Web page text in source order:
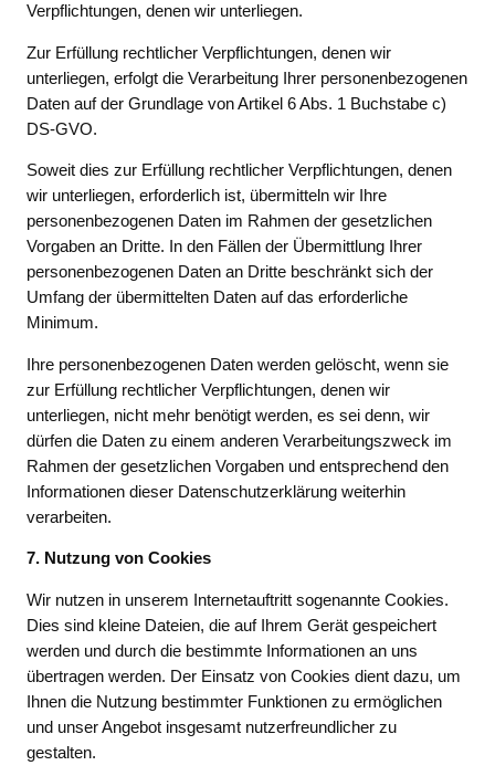
Verpflichtungen, denen wir unterliegen.
Zur Erfüllung rechtlicher Verpflichtungen, denen wir
unterliegen, erfolgt die Verarbeitung Ihrer personenbezogenen
Daten auf der Grundlage von Artikel 6 Abs. 1 Buchstabe c)
DS-GVO.
Soweit dies zur Erfüllung rechtlicher Verpflichtungen, denen
wir unterliegen, erforderlich ist, übermitteln wir Ihre
personenbezogenen Daten im Rahmen der gesetzlichen
Vorgaben an Dritte. In den Fällen der Übermittlung Ihrer
personenbezogenen Daten an Dritte beschränkt sich der
Umfang der übermittelten Daten auf das erforderliche
Minimum.
Ihre personenbezogenen Daten werden gelöscht, wenn sie
zur Erfüllung rechtlicher Verpflichtungen, denen wir
unterliegen, nicht mehr benötigt werden, es sei denn, wir
dürfen die Daten zu einem anderen Verarbeitungszweck im
Rahmen der gesetzlichen Vorgaben und entsprechend den
Informationen dieser Datenschutzerklärung weiterhin
verarbeiten.
7. Nutzung von Cookies
Wir nutzen in unserem Internetauftritt sogenannte Cookies.
Dies sind kleine Dateien, die auf Ihrem Gerät gespeichert
werden und durch die bestimmte Informationen an uns
übertragen werden. Der Einsatz von Cookies dient dazu, um
Ihnen die Nutzung bestimmter Funktionen zu ermöglichen
und unser Angebot insgesamt nutzerfreundlicher zu
gestalten.